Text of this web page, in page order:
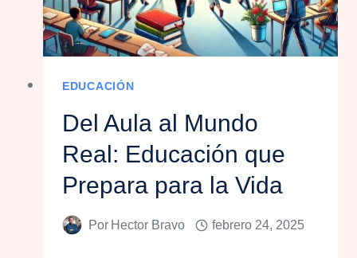
EDUCACIÓN
Del Aula al Mundo
Real: Educación que
Prepara para la Vida
Por Hector Bravo febrero 24, 2025